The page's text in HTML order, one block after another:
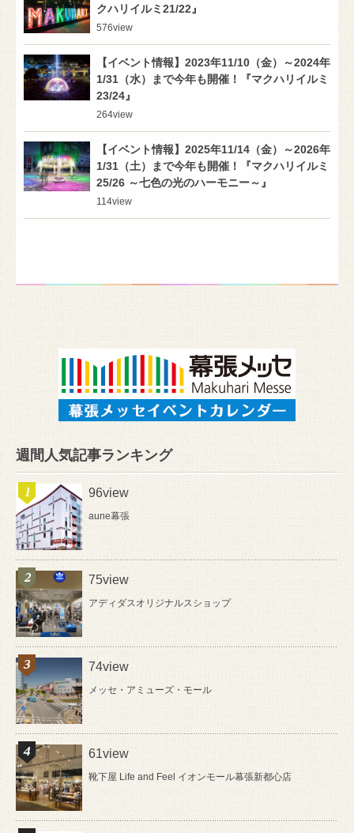
クハリイルミ21/22』
576view
【イベント情報】2023年11/10（金）～2024年
1/31（水）まで今年も開催！『マクハリイルミ
23/24』
264view
【イベント情報】2025年11/14（金）～2026年
1/31（土）まで今年も開催！『マクハリイルミ
25/26 ～七色の光のハーモニー～』
114view
週間人気記事ランキング
96view
aune幕張
75view
アディダスオリジナルスショップ
74view
メッセ・アミューズ・モール
61view
靴下屋 Life and Feel イオンモール幕張新都心店